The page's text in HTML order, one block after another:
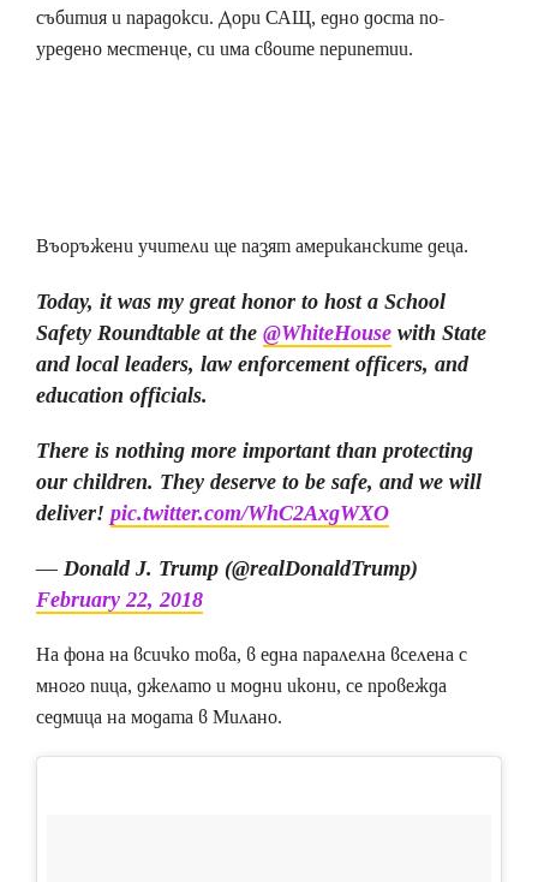
събития и парадокси. Дори САЩ, едно доста по-
уредено местенце, си има своите перипетии.
Въоръжени учители ще пазят американските деца.
Today, it was my great honor to host a School
Safety Roundtable at the @WhiteHouse with State
and local leaders, law enforcement officers, and
education officials.
There is nothing more important than protecting
our children. They deserve to be safe, and we will
deliver! pic.twitter.com/WhC2AxgWXO
— Donald J. Trump (@realDonaldTrump)
February 22, 2018
На фона на всичко това, в една паралелна вселена с
много пица, джелато и модни икони, се провежда
седмица на модата в Милано.